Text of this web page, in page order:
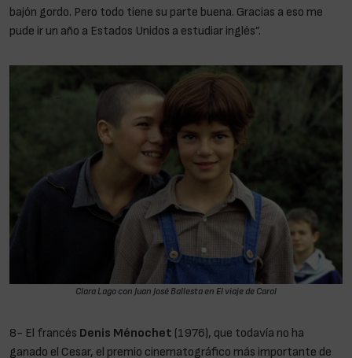
bajón gordo. Pero todo tiene su parte buena. Gracias a eso me
pude ir un año a Estados Unidos a estudiar inglés”.
Clara Lago con Juan José Ballesta en El viaje de Carol
8- El francés Denis Ménochet (1976), que todavía no ha
ganado el Cesar, el premio cinematográfico más importante de